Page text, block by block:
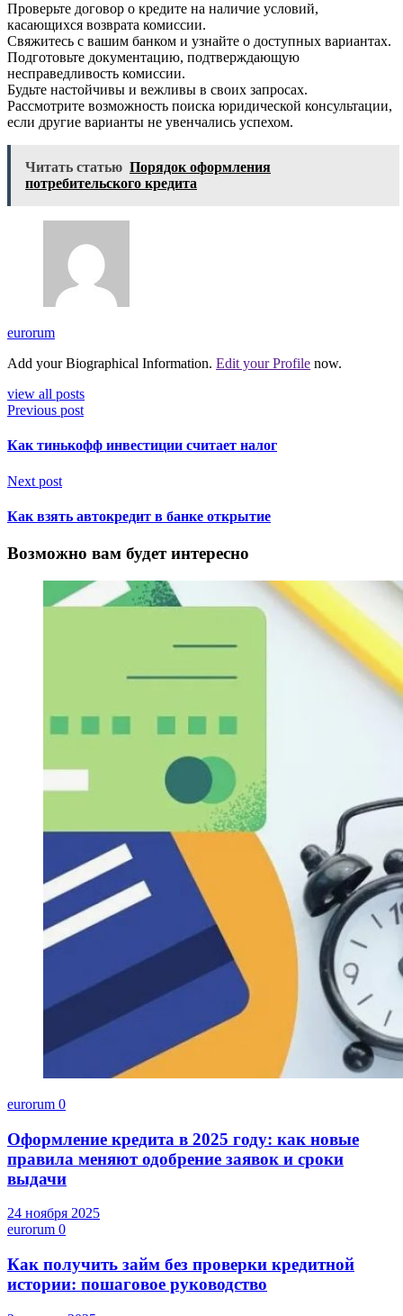
Проверьте договор о кредите на наличие условий,
касающихся возврата комиссии.
Свяжитесь с вашим банком и узнайте о доступных вариантах.
Подготовьте документацию, подтверждающую
несправедливость комиссии.
Будьте настойчивы и вежливы в своих запросах.
Рассмотрите возможность поиска юридической консультации,
если другие варианты не увенчались успехом.
Читать статью Порядок оформления
потребительского кредита
eurorum
Add your Biographical Information. Edit your Profile now.
view all posts
Previous post
Как тинькофф инвестиции считает налог
Next post
Как взять автокредит в банке открытие
Возможно вам будет интересно
eurorum 0
Оформление кредита в 2025 году: как новые
правила меняют одобрение заявок и сроки
выдачи
24 ноября 2025
eurorum 0
Как получить займ без проверки кредитной
истории: пошаговое руководство